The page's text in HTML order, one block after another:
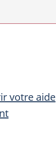
votre aide